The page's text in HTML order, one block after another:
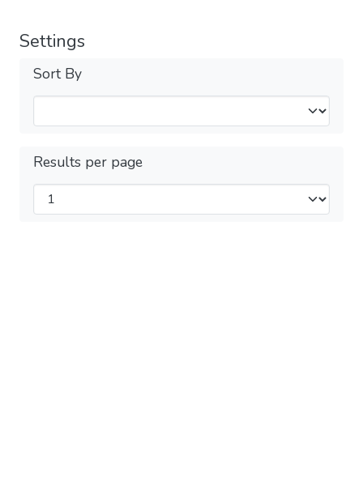
Settings
Sort By
Results per page